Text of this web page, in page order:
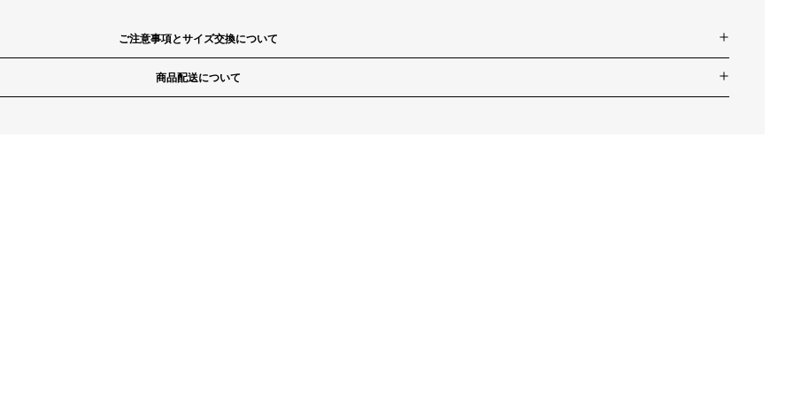
ご注意事項とサイズ交換について
商品配送について